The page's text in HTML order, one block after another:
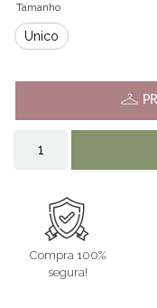
Tamanho
Único
Compra 100%
segura!